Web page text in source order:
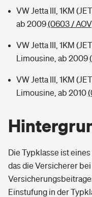
VW Jetta III, 1KM
ab 2009(0603 /
VW Jetta III, 1KM
Limousine, ab 2009
VW Jetta III, 1KM
Limousine, ab 2010
Die Typklasse ist
das die Versicherer
Einstufung in der